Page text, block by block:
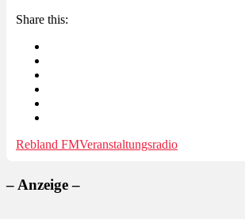
Share this:
Rebland FMVeranstaltungsradio
– Anzeige –